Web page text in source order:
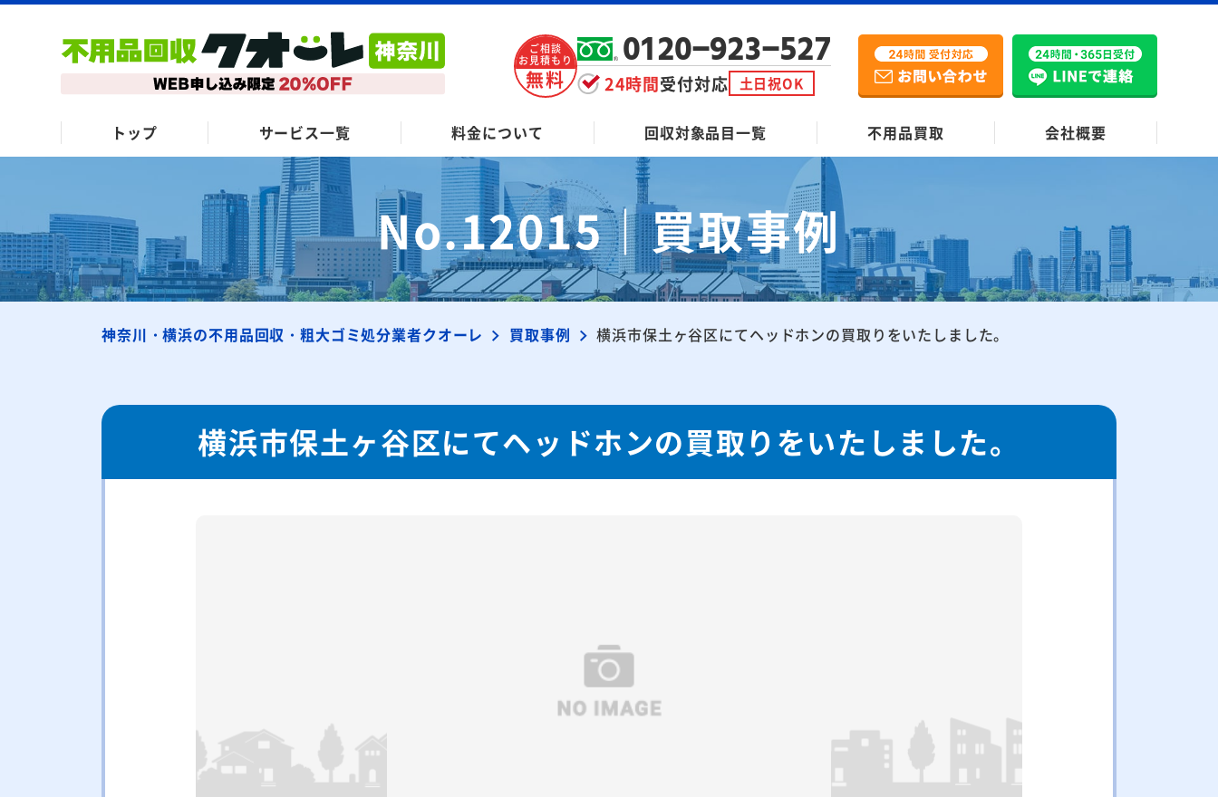
ご相談
お見積もり
無料
0120-923-527
24時間受付対応 土日祝OK
トップ サービス一覧 料金について 回収対象品目一覧 不用品買取 会社概要
No.12015｜買取事例
神奈川・横浜の不用品回収・粗大ゴミ処分業者クオーレ 買取事例 横浜市保土ヶ谷区にてヘッドホンの買取りをいたしました。
横浜市保土ヶ谷区にてヘッドホンの買取りをいたしました。